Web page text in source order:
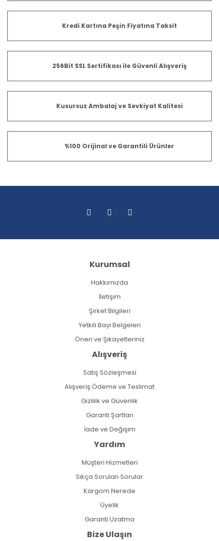
Kredi Kartına Peşin Fiyatına Taksit
256Bit SSL Sertifikası ile Güvenli Alışveriş
Kusursuz Ambalaj ve Sevkiyat Kalitesi
%100 Orijinal ve Garantili Ürünler
Kurumsal
Hakkımızda
İletişim
Şirket Bilgileri
Yetkili Bayi Belgeleri
Öneri ve Şikayetleriniz
Alışveriş
Satış Sözleşmesi
Alışveriş Ödeme ve Teslimat
Gizlilik ve Güvenlik
Garanti Şartları
İade ve Değişim
Yardım
Müşteri Hizmetleri
Sıkça Sorulan Sorular
Kargom Nerede
Üyelik
Garanti Uzatma
Bize Ulaşın